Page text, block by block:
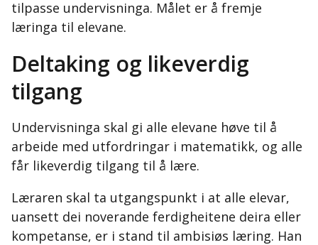
tilpasse undervisninga. Målet er å fremje
læringa til elevane.
Deltaking og likeverdig
tilgang
Undervisninga skal gi alle elevane høve til å
arbeide med utfordringar i matematikk, og alle
får likeverdig tilgang til å lære.
Læraren skal ta utgangspunkt i at alle elevar,
uansett dei noverande ferdigheitene deira eller
kompetanse, er i stand til ambisiøs læring. Han